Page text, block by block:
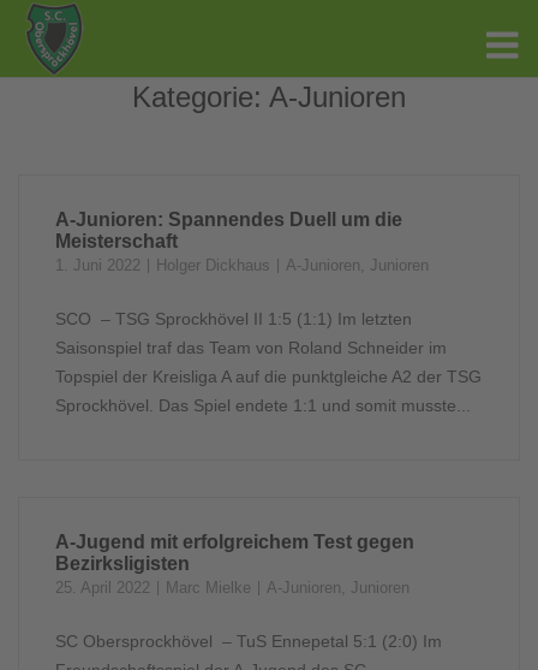
Kategorie: A-Junioren
A-Junioren: Spannendes Duell um die
Meisterschaft
1. Juni 2022 Holger Dickhaus A-Junioren, Junioren
SCO – TSG Sprockhövel II 1:5 (1:1) Im letzten
Saisonspiel traf das Team von Roland Schneider im
Topspiel der Kreisliga A auf die punktgleiche A2 der TSG
Sprockhövel. Das Spiel endete 1:1 und somit musste...
A-Jugend mit erfolgreichem Test gegen
Bezirksligisten
25. April 2022 Marc Mielke A-Junioren, Junioren
SC Obersprockhövel – TuS Ennepetal 5:1 (2:0) Im